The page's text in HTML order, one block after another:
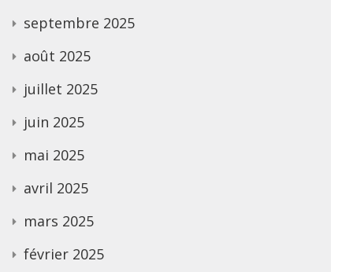
septembre 2025
août 2025
juillet 2025
juin 2025
mai 2025
avril 2025
mars 2025
février 2025